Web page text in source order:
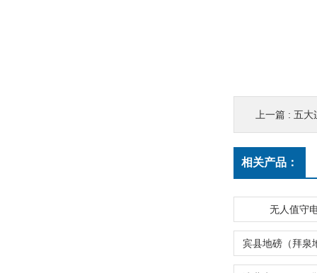
上一篇 : 五大
相关产品：
无人值守